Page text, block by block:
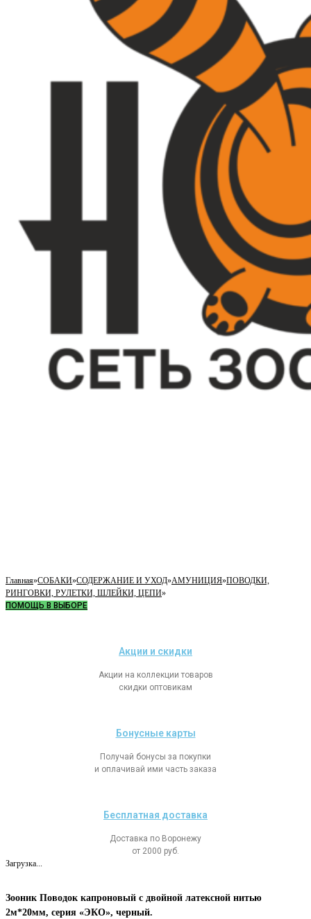
Главная»СОБАКИ»СОДЕРЖАНИЕ И УХОД»АМУНИЦИЯ»ПОВОДКИ,
РИНГОВКИ, РУЛЕТКИ, ШЛЕЙКИ, ЦЕПИ»
ПОМОЩЬ В ВЫБОРЕ
Акции и скидки
Акции на коллекции товаров
скидки оптовикам
Бонусные карты
Получай бонусы за покупки
и оплачивай ими часть заказа
Бесплатная доставка
Доставка по Воронежу
от 2000 руб.
Загрузка...
Зооник Поводок капроновый с двойной латексной нитью
2м*20мм, серия «ЭКО», черный.